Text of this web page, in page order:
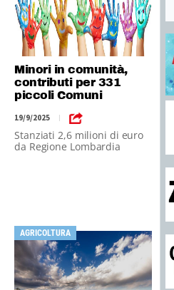
Minori in comunità,
contributi per 331
piccoli Comuni
19/9/2025 |
Stanziati 2,6 milioni di euro
da Regione Lombardia
AGRICOLTURA